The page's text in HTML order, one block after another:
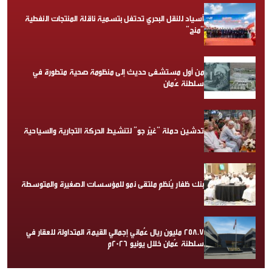
أسياد للنقل البحري تحتفل بتسمية ناقلة المنتجات النفطية
“منح”
من أول مستشفى حديث إلى منظومة صحية متطورة في
سلطنة عُمان
تدشين حملة “غيّر جو” لتنشيط الحركة التجارية والسياحية
بنك ظفار يُنظم ملتقى نمو للمؤسسات الصغيرة والمتوسطة
258.7 مليون ريال عُماني إجمالي القيمة المتداولة للعقار في
سلطنة عُمان خلال يونيو 2026م